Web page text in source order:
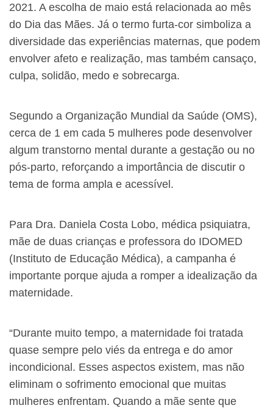
2021. A escolha de maio está relacionada ao mês
do Dia das Mães. Já o termo furta-cor simboliza a
diversidade das experiências maternas, que podem
envolver afeto e realização, mas também cansaço,
culpa, solidão, medo e sobrecarga.
Segundo a Organização Mundial da Saúde (OMS),
cerca de 1 em cada 5 mulheres pode desenvolver
algum transtorno mental durante a gestação ou no
pós-parto, reforçando a importância de discutir o
tema de forma ampla e acessível.
Para Dra. Daniela Costa Lobo, médica psiquiatra,
mãe de duas crianças e professora do IDOMED
(Instituto de Educação Médica), a campanha é
importante porque ajuda a romper a idealização da
maternidade.
“Durante muito tempo, a maternidade foi tratada
quase sempre pelo viés da entrega e do amor
incondicional. Esses aspectos existem, mas não
eliminam o sofrimento emocional que muitas
mulheres enfrentam. Quando a mãe sente que